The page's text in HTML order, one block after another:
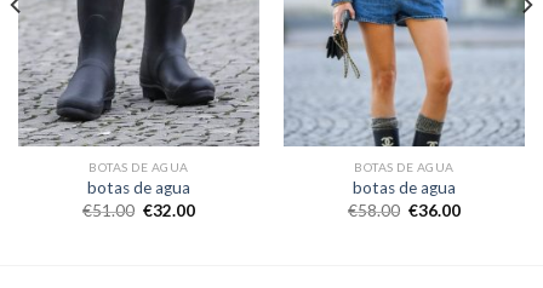
BOTAS DE AGUA
botas de agua
€51.00 €32.00
BOTAS DE AGUA
botas de agua
€58.00 €36.00